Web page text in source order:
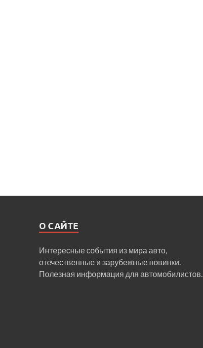
О САЙТЕ
Интересные события из мира авто,
отечественные и зарубежные новинки.
Полезная информация для автомобилистов.